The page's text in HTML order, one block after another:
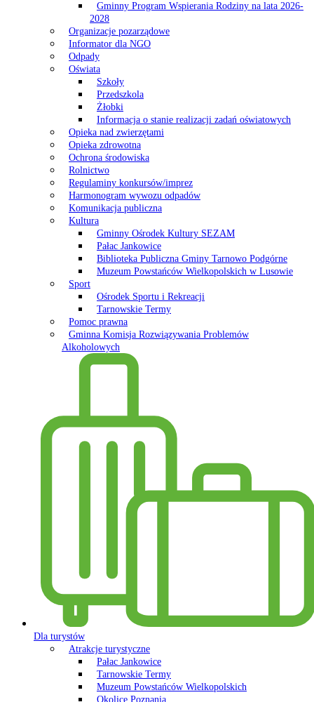
Gminny Program Wspierania Rodziny na lata 2026-
2028
Organizacje pozarządowe
Informator dla NGO
Odpady
Oświata
Szkoły
Przedszkola
Żłobki
Informacja o stanie realizacji zadań oświatowych
Opieka nad zwierzętami
Opieka zdrowotna
Ochrona środowiska
Rolnictwo
Regulaminy konkursów/imprez
Harmonogram wywozu odpadów
Komunikacja publiczna
Kultura
Gminny Ośrodek Kultury SEZAM
Pałac Jankowice
Biblioteka Publiczna Gminy Tarnowo Podgórne
Muzeum Powstańców Wielkopolskich w Lusowie
Sport
Ośrodek Sportu i Rekreacji
Tarnowskie Termy
Pomoc prawna
Gminna Komisja Rozwiązywania Problemów
Alkoholowych
Dla turystów
Atrakcje turystyczne
Pałac Jankowice
Tarnowskie Termy
Muzeum Powstańców Wielkopolskich
Okolice Poznania